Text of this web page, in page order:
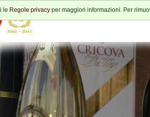
le Regole privacy per maggiori informazioni. Per